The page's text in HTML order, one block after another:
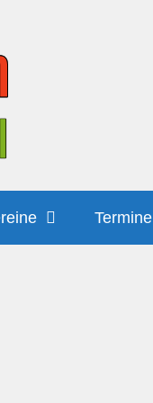
Termine